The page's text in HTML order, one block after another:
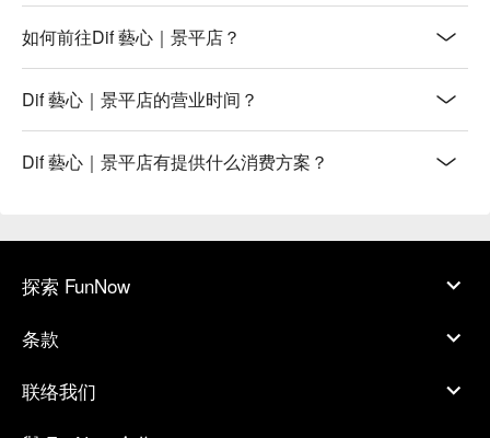
如何前往Dif 藝心｜景平店？
Dif 藝心｜景平店的营业时间？
Dif 藝心｜景平店有提供什么消费方案？
探索 FunNow
条款
联络我们